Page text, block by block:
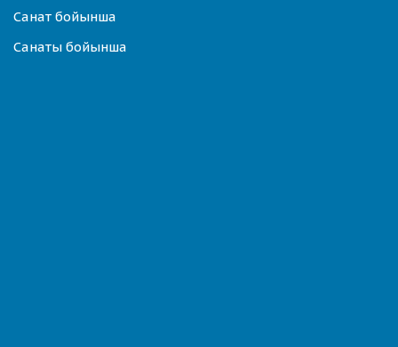
Санат бойынша
Санаты бойынша